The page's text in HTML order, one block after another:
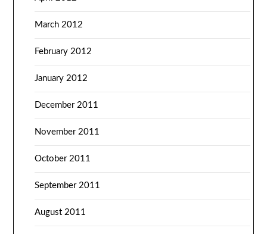
March 2012
February 2012
January 2012
December 2011
November 2011
October 2011
September 2011
August 2011